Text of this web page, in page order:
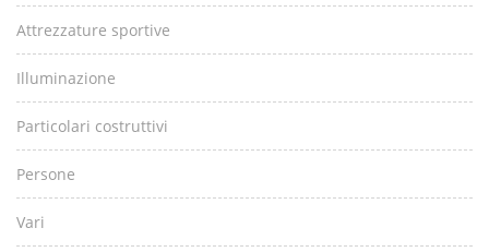
Attrezzature sportive
Illuminazione
Particolari costruttivi
Persone
Vari